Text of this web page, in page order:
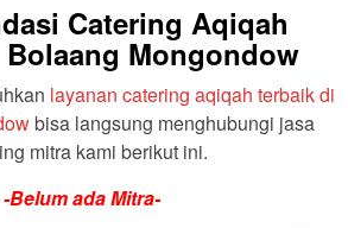
Catering Aqiqah
Mongondow
layanan catering aqiqah terbaik di
bisa langsung menghubungi jasa
mitra kami berikut ini.
-Belum ada Mitra-